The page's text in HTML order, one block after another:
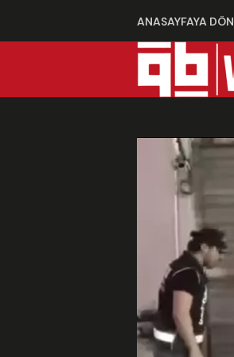
ANASAYFAYA DÖN